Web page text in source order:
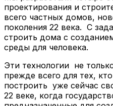
проектирования и
всего частных домов,
поколения 22 века. С
строить дома с
среды для человека.
Эти технологии не
прежде всего для тех,
построить уже сейчас
22 веке, когда